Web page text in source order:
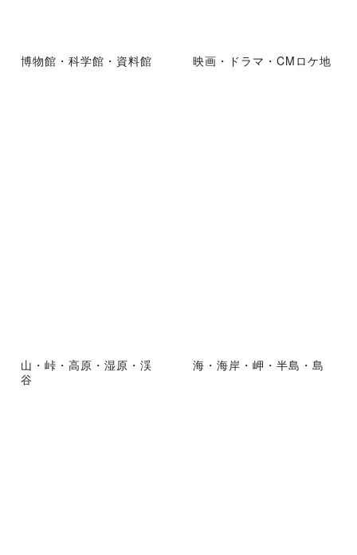
博物館・科学館・資料館 映画・ドラマ・CMロケ地
山・峠・高原・湿原・渓
谷
海・海岸・岬・半島・島